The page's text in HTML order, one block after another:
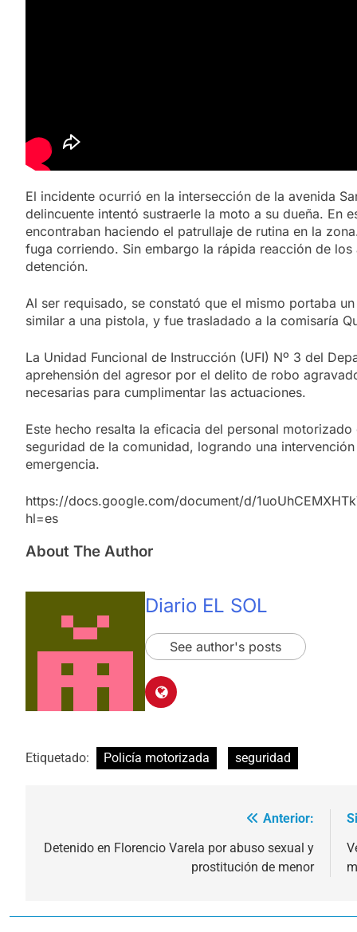
El incidente ocurrió en la intersección de la avenida
delincuente intentó sustraerle la moto a su dueña. En
encontraban haciendo el patrullaje de rutina en la
fuga corriendo. Sin embargo la rápida reacción de
detención.
Al ser requisado, se constató que el mismo portaba
similar a una pistola, y fue trasladado a la comisaría
La Unidad Funcional de Instrucción (UFI) Nº 3 del
aprehensión del agresor por el delito de robo
necesarias para cumplimentar las actuaciones.
Este hecho resalta la eficacia del personal
seguridad de la comunidad, logrando una
emergencia.
https://docs.google.com/document/d/
hl=es
About The Author
Diario EL SOL
See author's posts
Etiquetado: Policía motorizada seguridad
de
Anterior:
Detenido en Florencio Varela por abuso sexual y
prostitución de menor